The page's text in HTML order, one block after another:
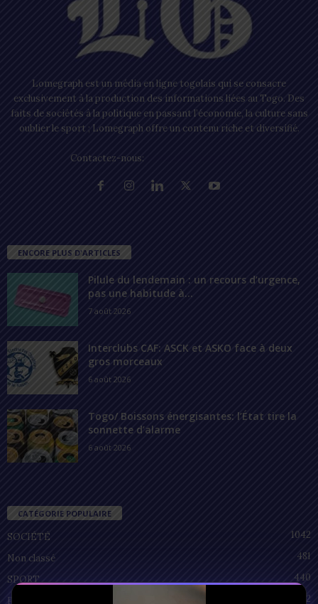
Lomegraph est un média en ligne togolais qui se consacre
exclusivement à la production des informations liées au Togo. Des
faits de sociétés à la politique en passant l’économie, la culture sans
oublier le sport ; Lomegraph offre un contenu riche et diversifié.
Contactez-nous:
ENCORE PLUS D'ARTICLES
Pilule du lendemain : un recours d’urgence,
pas une habitude à...
7 août 2026
Interclubs CAF: ASCK et ASKO face à deux
gros morceaux
6 août 2026
Togo/ Boissons énergisantes: l’État tire la
sonnette d’alarme
6 août 2026
CATÉGORIE POPULAIRE
SOCIÉTÉ
1042
Non classé
481
SPORT
440
POLITIQUE
212